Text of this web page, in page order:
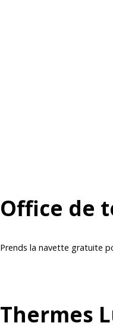
Office de
Prends la navette gratuite
Thermes